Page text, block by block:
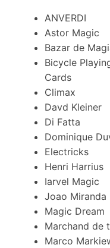
ANVERDI
Astor Magic
Bazar de
Bicycle
Cards
Climax
Davd Kleiner
Di Fatta
Dominique
Electricks
Henri Harrius
Iarvel Magic
Joao Miranda
Magic Dream
Marchand de
Marco